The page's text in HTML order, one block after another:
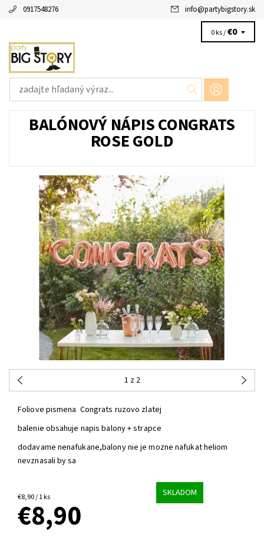
0917548276 info@partybigstory.sk
0 ks /€0
BALÓNOVÝ NÁPIS CONGRATS
ROSE GOLD
1 z 2
Foliove pismena Congrats ruzovo zlatej
balenie obsahuje napis balony + strapce
dodavame nenafukane,balony nie je mozne nafukat heliom
nevznasali by sa
€8,90 / 1 ks SKLADOM
€8,90